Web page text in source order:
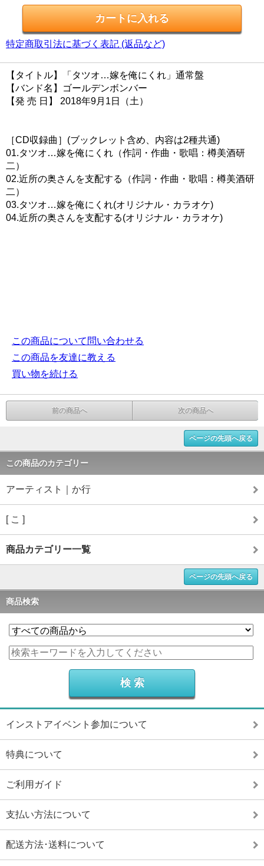
特定商取引法に基づく表記 (返品など)
【タイトル】「タツオ…嫁を俺にくれ」通常盤
【バンド名】ゴールデンボンバー
【発 売 日】 2018年9月1日（土）
［CD収録曲］(ブックレット含め、内容は2種共通)
01.タツオ…嫁を俺にくれ（作詞・作曲・歌唱：樽美酒研
二）
02.近所の奥さんを支配する（作詞・作曲・歌唱：樽美酒研
二）
03.タツオ…嫁を俺にくれ(オリジナル・カラオケ)
04.近所の奥さんを支配する(オリジナル・カラオケ)
この商品について問い合わせる
この商品を友達に教える
買い物を続ける
前の商品へ 次の商品へ
ページの先頭へ戻る
この商品のカテゴリー
アーティスト｜か行
[ こ ]
商品カテゴリー一覧
ページの先頭へ戻る
商品検索
インストアイベント参加について
特典について
ご利用ガイド
支払い方法について
配送方法･送料について